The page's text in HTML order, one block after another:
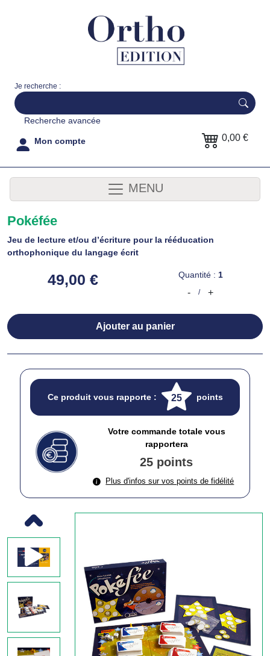
Je recherche :
Recherche avancée
Mon compte 0,00 €
MENU
Previous
Pokéfée
Jeu de lecture et/ou d’écriture pour la rééducation
orthophonique du langage écrit
49,00 € Quantité : 1
- / +
Ajouter au panier
Ce produit vous rapporte : 25 points
Votre commande totale vous
rapportera
25 points
Plus d'infos sur vos points de fidélité